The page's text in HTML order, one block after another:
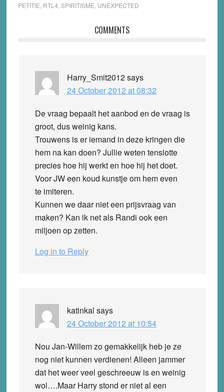
PETITIE RTL4 SPIRITISME UNEXPECTED
Interactions
COMMENTS
Harry_Smit2012says
24 October 2012 at 08:32
De vraag bepaalt het aanbod en de vraag is
groot, dus weinig kans.
Trouwens is er iemand in deze kringen die
hem na kan doen? Jullie weten tenslotte
precies hoe hij werkt en hoe hij het doet.
Voor JW een koud kunstje om hem even
te imiteren.
Kunnen we daar niet een prijsvraag van
maken? Kan ik net als Randi ook een
miljoen op zetten.
Log in to Reply
katinkal says
24 October 2012 at 10:54
Nou Jan-Willem zo gemakkelijk heb je ze
nog niet kunnen verdienen! Alleen jammer
dat het weer veel geschreeuw is en weinig
wol….Maar Harry stond er niet al een